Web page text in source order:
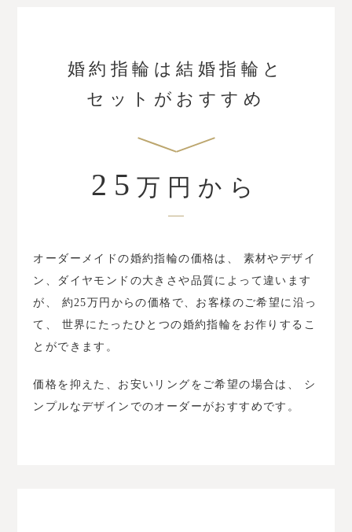
婚約指輪は結婚指輪と
セットがおすすめ
25 万円から
オーダーメイドの婚約指輪の価格は、
素材やデザイ
ン、ダイヤモンドの大きさや品質によって違います
が、
約25万円からの価格で、お客様のご希望に沿っ
て、
世界にたったひとつの婚約指輪をお作りするこ
とができます。
価格を抑えた、お安いリングをご希望の場合は、
シ
ンプルなデザインでのオーダーがおすすめです。